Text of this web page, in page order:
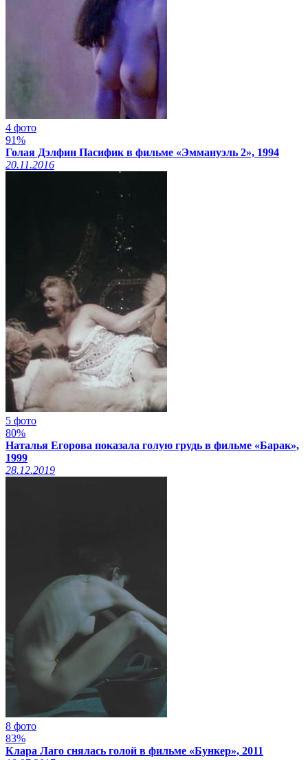
4 фото
91%
Голая Дэлфин Пасифик в фильме «Эммануэль 2», 1994
20.11.2016
5 фото
80%
Наталья Егорова показала голую грудь в фильме «Барак»,
1999
28.12.2019
8 фото
83%
Клара Лаго снялась голой в фильме «Бункер», 2011